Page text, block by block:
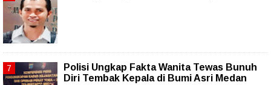
Polisi Ungkap Fakta Wanita Tewas Bunuh
Diri Tembak Kepala di Bumi Asri Medan